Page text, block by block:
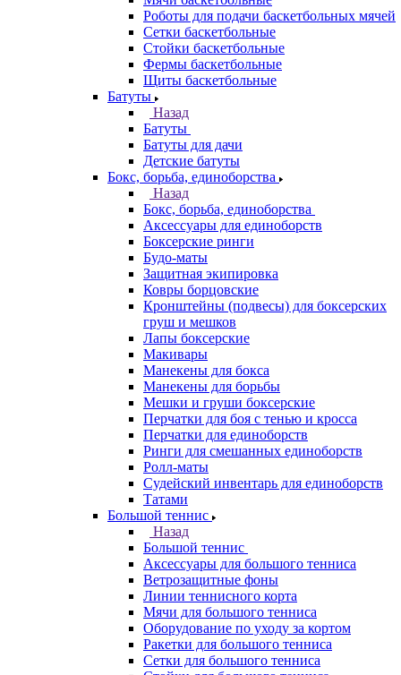
Роботы для подачи баскетбольных мячей
Сетки баскетбольные
Стойки баскетбольные
Фермы баскетбольные
Щиты баскетбольные
Батуты
Назад
Батуты
Батуты для дачи
Детские батуты
Бокс, борьба, единоборства
Назад
Бокс, борьба, единоборства
Аксессуары для единоборств
Боксерские ринги
Будо-маты
Защитная экипировка
Ковры борцовские
Кронштейны (подвесы) для боксерских
груш и мешков
Лапы боксерские
Макивары
Манекены для бокса
Манекены для борьбы
Мешки и груши боксерские
Перчатки для боя с тенью и кросса
Перчатки для единоборств
Ринги для смешанных единоборств
Ролл-маты
Судейский инвентарь для единоборств
Татами
Большой теннис
Назад
Большой теннис
Аксессуары для большого тенниса
Ветрозащитные фоны
Линии теннисного корта
Мячи для большого тенниса
Оборудование по уходу за кортом
Ракетки для большого тенниса
Сетки для большого тенниса